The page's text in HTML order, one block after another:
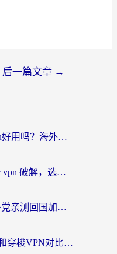
后一篇文章 →
ChickCN和Unblock Youku好用吗？海外党亲测3款回国加速器，附iOS免费选择指南
海外党避坑指南：告别pc vpn 破解，选对回国加速器轻松访问国内资源
穿梭和海龟哪个好？海外党亲测回国加速器，附电脑免费VPN推荐
Quickback VPN好用吗？和穿梭VPN对比哪个回国效果更好？海外党必看的真实测评与选择指南